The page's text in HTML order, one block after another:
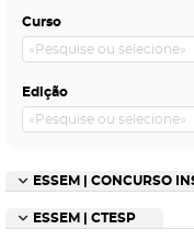
Curso
Edição
ESSEM | CONCURSO
ESSEM | CTESP